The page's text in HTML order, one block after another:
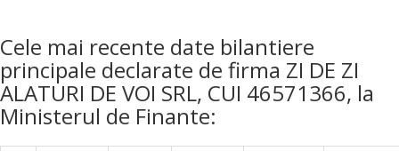
Cele mai recente date bilantiere
principale declarate de firma ZI DE ZI
ALATURI DE VOI SRL, CUI 46571366, la
Ministerul de Finante: